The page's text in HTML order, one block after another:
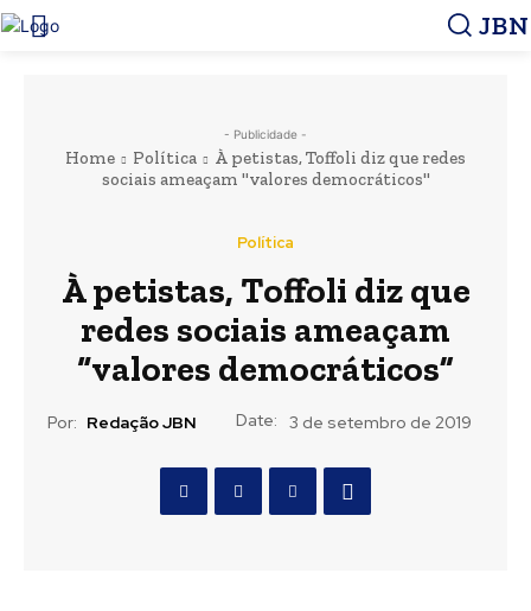
JBN
- Publicidade -
Home Política
À petistas, Toffoli diz que redes
sociais ameaçam "valores democráticos"
Política
À petistas, Toffoli diz que
redes sociais ameaçam
“valores democráticos”
Por: Redação JBN Date: 3 de setembro de 2019